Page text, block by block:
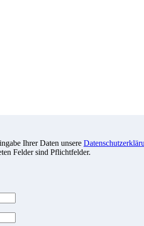
Ihrer Daten unsere
Felder sind Pflichtfelder.